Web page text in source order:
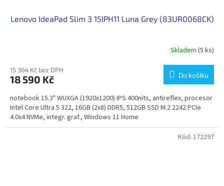
Lenovo IdeaPad Slim 3 15IPH11 Luna Grey (83UR0068CK)
Skladem (5 ks)
15 364 Kč bez DPH
18 590 Kč Do košíku
notebook 15.3" WUXGA (1920x1200) IPS 400nits, antireflex, procesor
Intel Core Ultra 5 322, 16GB (2x8) DDR5, 512GB SSD M.2 2242 PCIe
4.0x4 NVMe, integr. graf., Windows 11 Home
Kód: 172297